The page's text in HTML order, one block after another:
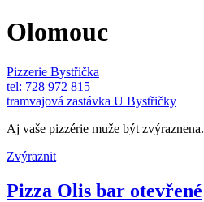
Olomouc
Pizzerie Bystřička
tel: 728 972 815
tramvajová zastávka U Bystřičky
Aj vaše pizzérie muže být zvýraznena.
Zvýraznit
Pizza Olis bar otevřené